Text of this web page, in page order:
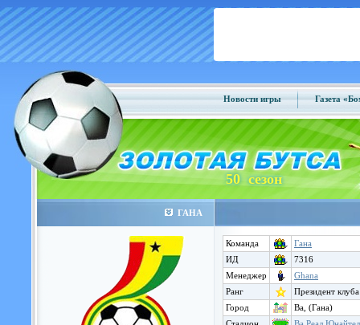
Новости игры Газета
50 сезон
ГАНА
Команда
Гана
ИД
7316
Менеджер
Ghana
Ранг
Президент клуба
Город
Ва, (Гана)